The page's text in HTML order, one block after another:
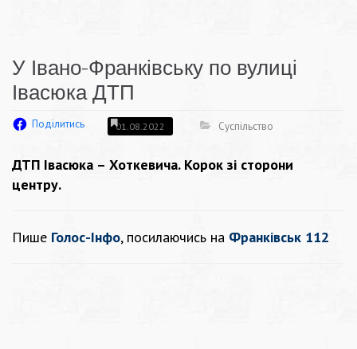
У Івано-Франківську по вулиці
Івасюка ДТП
Поділитись 01.08.2022 Суспільство
ДТП Івасюка – Хоткевича. Корок зі сторони
центру.
Пише Голос-Інфо, посилаючись на Франківськ 112